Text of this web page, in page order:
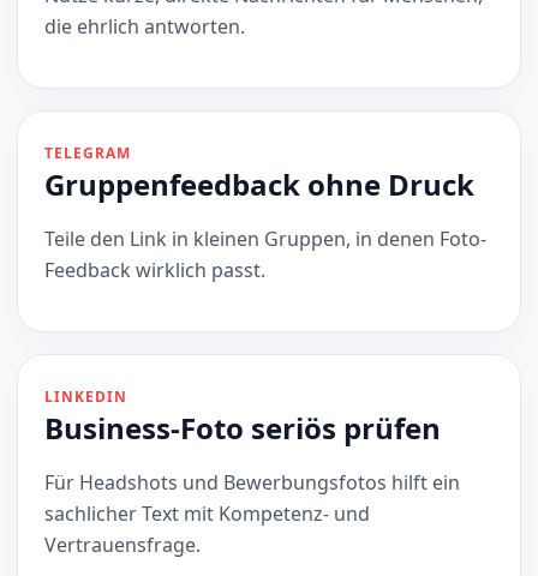
die ehrlich antworten.
TELEGRAM
Gruppenfeedback ohne Druck
Teile den Link in kleinen Gruppen, in denen Foto-
Feedback wirklich passt.
LINKEDIN
Business-Foto seriös prüfen
Für Headshots und Bewerbungsfotos hilft ein
sachlicher Text mit Kompetenz- und
Vertrauensfrage.